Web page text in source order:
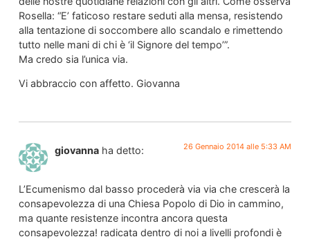
Rosella: “E’ faticoso restare seduti alla mensa, resistendo
alla tentazione di soccombere allo scandalo e rimettendo
tutto nelle mani di chi è ‘il Signore del tempo’”.
Ma credo sia l’unica via.
Vi abbraccio con affetto. Giovanna
giovanna ha detto: 26 Gennaio 2014 alle 5:33 AM
L’Ecumenismo dal basso procederà via via che crescerà la
consapevolezza di una Chiesa Popolo di Dio in cammino,
ma quante resistenze incontra ancora questa
consapevolezza! radicata dentro di noi a livelli profondi è